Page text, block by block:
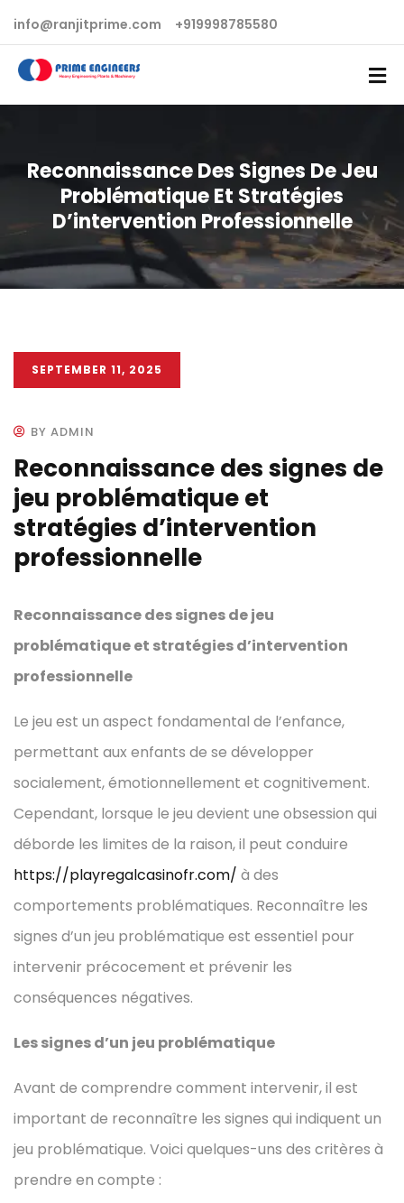
info@ranjitprime.com +919998785580
Reconnaissance Des Signes De Jeu
Problématique Et Stratégies
D’intervention Professionnelle
SEPTEMBER 11, 2025
BY ADMIN
Reconnaissance des signes de
jeu problématique et
stratégies d’intervention
professionnelle
Reconnaissance des signes de jeu
problématique et stratégies d’intervention
professionnelle
Le jeu est un aspect fondamental de l’enfance,
permettant aux enfants de se développer
socialement, émotionnellement et cognitivement.
Cependant, lorsque le jeu devient une obsession qui
déborde les limites de la raison, il peut conduire
https://playregalcasinofr.com/ à des
comportements problématiques. Reconnaître les
signes d’un jeu problématique est essentiel pour
intervenir précocement et prévenir les
conséquences négatives.
Les signes d’un jeu problématique
Avant de comprendre comment intervenir, il est
important de reconnaître les signes qui indiquent un
jeu problématique. Voici quelques-uns des critères à
prendre en compte :